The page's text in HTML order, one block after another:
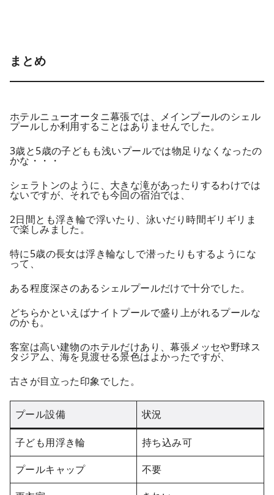
まとめ
ホテルニューオータニ幕張では、メインプールのシェル
プールしか利用することはありませんでした。
3歳と5歳の子どもも浅いプールでは物足りなくなったの
かな・・・
シェラトンのように、大きな滝があったりするわけでは
ないですが、それでも今回の宿泊では、
2日間とも浮き輪で浮いたり、泳いだり時間ギリギリま
で楽しみました。
特に5歳の長女は浮き輪なしで潜ったりもするようにな
って、
ある程度深さのあるシェルプールだけで十分でした。
どちらかといえばナイトプールで盛り上がれるプールな
のかも。
客室は高い建物のホテルだけあり、幕張メッセや野球ス
タジアム、海を見渡せる景色はよかったですが、
古さが目立った印象でした。
プール設備 状況
子ども用浮き輪
持ち込み可
プールキャップ
不要